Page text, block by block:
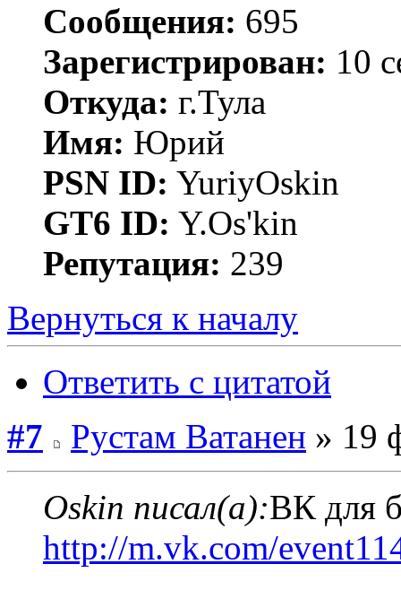
Сообщения: 695
Зарегистрирован: 10
Откуда: г.Тула
Имя: Юрий
PSN ID: YuriyOskin
GT6 ID: Y.Os'kin
Репутация: 239
Вернуться к началу
Ответить с цитатой
#7
Рустам Ватанен » 19
Oskin писал(а):ВК для
http://m.vk.com/